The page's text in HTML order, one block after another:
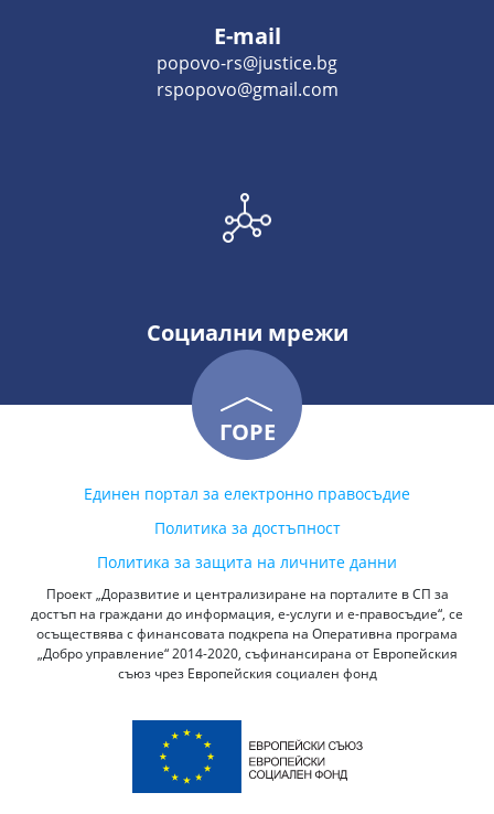
E-mail
popovo-rs@justice.bg
rspopovo@gmail.com
Социални мрежи
ГОРЕ
Единен портал за електронно правосъдие
Политика за достъпност
Политика за защита на личните данни
Проект „Доразвитие и централизиране на порталите в СП за
достъп на граждани до информация, е-услуги и е-правосъдие“, се
осъществява с финансовата подкрепа на Оперативна програма
„Добро управление“ 2014-2020, съфинансирана от Европейския
съюз чрез Европейския социален фонд